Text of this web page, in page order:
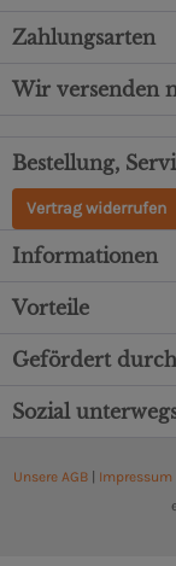
Zahlungsarten
Wir versenden
Bestellung,
Vertrag widerrufen
Informationen
Vorteile
Gefördert durch
Sozial
Unsere AGB| Impressum